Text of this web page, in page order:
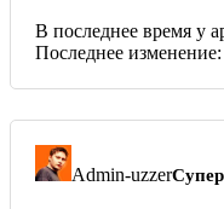
В последнее время у
Последнее
Admin-uzzer